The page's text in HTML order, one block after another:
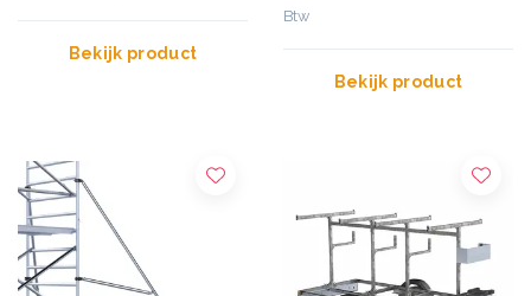
Bekijk product
Btw
Bekijk product